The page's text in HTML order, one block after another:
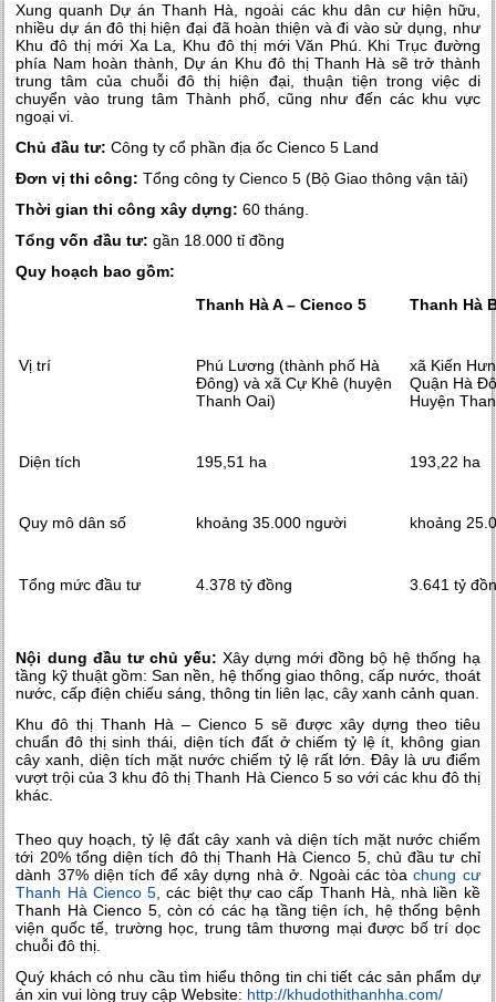
Xung quanh Dự án Thanh Hà, ngoài các khu dân cư hiện hữu,
nhiều dự án đô thị hiện đại đã hoàn thiện và đi vào sử dụng, như
Khu đô thị mới Xa La, Khu đô thị mới Văn Phú. Khi Trục đường
phía Nam hoàn thành, Dự án Khu đô thị Thanh Hà sẽ trở thành
trung tâm của chuỗi đô thị hiện đại, thuận tiện trong việc di
chuyển vào trung tâm Thành phố, cũng như đến các khu vực
ngoại vi.
Chủ đầu tư: Công ty cổ phần địa ốc Cienco 5 Land
Đơn vị thi công: Tổng công ty Cienco 5 (Bộ Giao thông vận tải)
Thời gian thi công xây dựng: 60 tháng.
Tổng vốn đầu tư: gần 18.000 tỉ đồng
Quy hoạch bao gồm:
Thanh Hà A – Cienco 5
Thanh Hà
Vị trí
Phú Lương (thành phố Hà
Đông) và xã Cự Khê (huyện
Thanh Oai)
xã Kiến
Quận Hà
Huyện
Diện tích 195,51 ha 193,22 ha
Quy mô dân số khoảng 35.000 người khoảng
Tổng mức đầu tư 4.378 tỷ đồng 3.641 tỷ
Nội dung đầu tư chủ yếu: Xây dựng mới đồng bộ hệ thống hạ
tầng kỹ thuật gồm: San nền, hệ thống giao thông, cấp nước, thoát
nước, cấp điện chiếu sáng, thông tin liên lạc, cây xanh cảnh quan.
Khu đô thị Thanh Hà – Cienco 5 sẽ được xây dựng theo tiêu
chuẩn đô thị sinh thái, diện tích đất ở chiếm tỷ lệ ít, không gian
cây xanh, diện tích mặt nước chiếm tỷ lệ rất lớn. Đây là ưu điểm
vượt trội của 3 khu đô thị Thanh Hà Cienco 5 so với các khu đô thị
khác.
Theo quy hoạch, tỷ lệ đất cây xanh và diện tích mặt nước chiếm
tới 20% tổng diện tích đô thị Thanh Hà Cienco 5, chủ đầu tư chỉ
dành 37% diện tích để xây dựng nhà ở. Ngoài các tòachung cư
Thanh Hà Cienco 5, các biệt thự cao cấp Thanh Hà, nhà liền kề
Thanh Hà Cienco 5, còn có các hạ tầng tiện ích, hệ thống bệnh
viện quốc tế, trường học, trung tâm thương mại được bố trí dọc
chuỗi đô thị.
Quý khách có nhu cầu tìm hiểu thông tin chi tiết các sản phẩm dự
án xin vui lòng truy cập Website: http://khudothithanhha.com/